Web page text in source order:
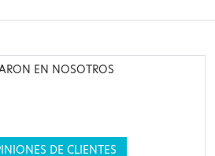
EN NOSOTROS
DE CLIENTES